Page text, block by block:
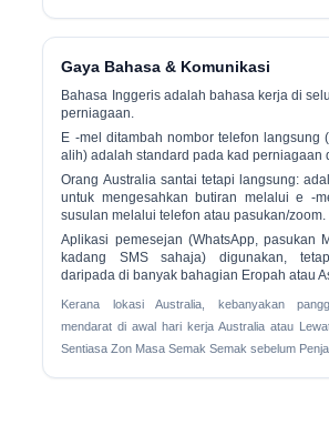
Gaya Bahasa & Komunikasi
Bahasa Inggerisadalah bahasa kerja di
perniagaan.
E -mel ditambah nombor telefon langsung
alih) adalah standard pada kad perniagaan
Orang Australia santai tetapi langsung:
untuk mengesahkan butiran melalui e -
susulan melalui telefon atau pasukan/zoom.
Aplikasi pemesejan (WhatsApp, pasukan
kadang SMS sahaja) digunakan,
daripada di banyak bahagian Eropah atau
Kerana lokasi Australia, kebanyakan
mendarat di awal hari kerja Australia atau
Sentiasa Zon Masa Semak Semak sebelum